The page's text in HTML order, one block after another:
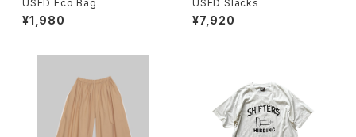
USED Eco Bag
¥1,980
USED Slacks
¥7,920